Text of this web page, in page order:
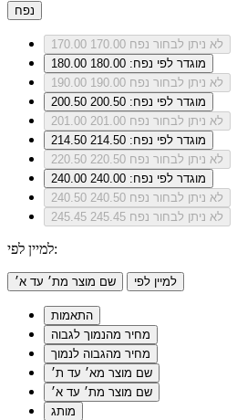
נפח
170.00
לא ניתן לבחור נפח 170.00
180.00
מוגדר לפי נפח: 180.00
190.00
לא ניתן לבחור נפח 190.00
200.50
מוגדר לפי נפח: 200.50
201.00
לא ניתן לבחור נפח 201.00
214.50
מוגדר לפי נפח: 214.50
220.50
לא ניתן לבחור נפח 220.50
240.00
מוגדר לפי נפח: 240.00
240.50
לא ניתן לבחור נפח 240.50
245.45
לא ניתן לבחור נפח 245.45
למיין לפי:
שם מוצר מת׳ עד א׳ למיין לפי
התאמות
מחיר מהנמוך לגבוה
מחיר מהגבוה לנמוך
שם מוצר מא׳ עד ת׳
שם מוצר מת׳ עד א׳
מותג